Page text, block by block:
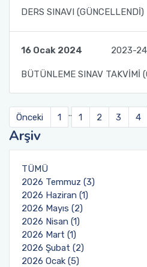
DERS SINAVI (GÜNCELLENDİ)
16 Ocak 2024 2023-24
BÜTÜNLEME SINAV TAKVİMİ
Önceki 1 .. 1 2 3 4
Arşiv
TÜMÜ
2026 Temmuz (3)
2026 Haziran (1)
2026 Mayıs (2)
2026 Nisan (1)
2026 Mart (1)
2026 Şubat (2)
2026 Ocak (5)